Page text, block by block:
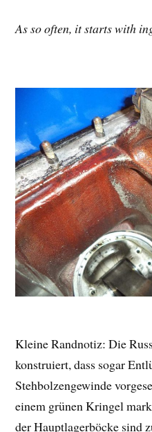
As so often, it starts with
Kleine Randnotiz: Die
konstruiert, dass sogar
Stehbolzengewinde
einem grünen Kringel
der Hauptlagerböcke sind